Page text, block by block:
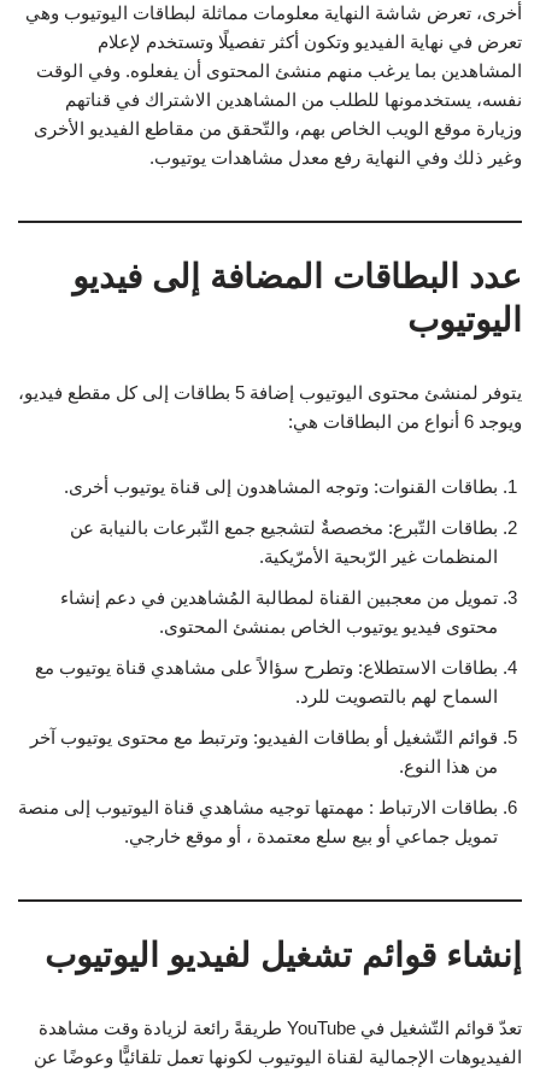
أخرى، تعرض شاشة النهاية معلومات مماثلة لبطاقات اليوتيوب وهي
تعرض في نهاية الفيديو وتكون أكثر تفصيلًا وتستخدم لإعلام
المشاهدين بما يرغب منهم منشئ المحتوى أن يفعلوه. وفي الوقت
نفسه، يستخدمونها للطلب من المشاهدين الاشتراك في قناتهم
وزيارة موقع الويب الخاص بهم، والتّحقق من مقاطع الفيديو الأخرى
وغير ذلك وفي النهاية رفع معدل مشاهدات يوتيوب.
عدد البطاقات المضافة إلى فيديو
اليوتيوب
يتوفر لمنشئ محتوى اليوتيوب إضافة 5 بطاقات إلى كل مقطع فيديو،
ويوجد 6 أنواع من البطاقات هي:
بطاقات القنوات: وتوجه المشاهدون إلى قناة يوتيوب أخرى.
بطاقات التّبرع: مخصصةٌ لتشجيع جمع التّبرعات بالنيابة عن
المنظمات غير الرّبحية الأمرّيكية.
تمويل من معجبين القناة لمطالبة المُشاهدين في دعم إنشاء
محتوى فيديو يوتيوب الخاص بمنشئ المحتوى.
بطاقات الاستطلاع: وتطرح سؤالاً على مشاهدي قناة يوتيوب مع
السماح لهم بالتصويت للرد.
قوائم التّشغيل أو بطاقات الفيديو: وترتبط مع محتوى يوتيوب آخر
من هذا النوع.
بطاقات الارتباط : مهمتها توجيه مشاهدي قناة اليوتيوب إلى منصة
تمويل جماعي أو بيع سلع معتمدة ، أو موقع خارجي.
إنشاء قوائم تشغيل لفيديو اليوتيوب
تعدّ قوائم التّشغيل في YouTube طريقةً رائعة لزيادة وقت مشاهدة
الفيديوهات الإجمالية لقناة اليوتيوب لكونها تعمل تلقائيًّا وعوضًا عن